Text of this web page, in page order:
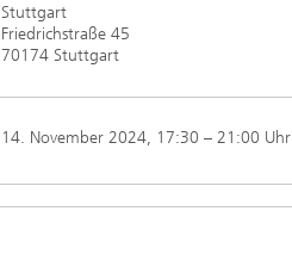
Stuttgart
Friedrichstraße 45
70174 Stuttgart
14. November 2024, 17:30 – 21:00 Uhr